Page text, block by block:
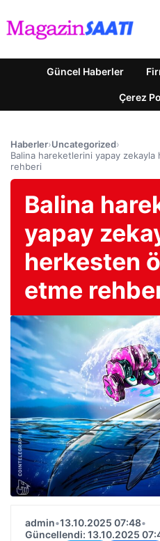
Güncel Haberler
Çerez
Haberler›Uncategorized›
Balina hareketlerini yapay
rehberi
Balina
yapay
herkesten
etme
admin•13.10.2025 07:48•
Güncellendi: 13.10.2025